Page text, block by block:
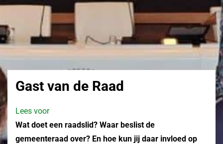
Gast van de Raad
Lees voor
Wat doet een raadslid? Waar beslist de
gemeenteraad over? En hoe kun jij daar invloed op